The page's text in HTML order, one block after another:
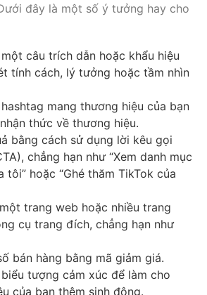
đây là một số ý tưởng hay cho
câu trích dẫn hoặc khẩu hiệu
tính cách, lý tưởng hoặc tầm nhìn
mang thương hiệu của bạn
thức về thương hiệu.
bằng cách sử dụng lời kêu gọi
chẳng hạn như “Xem danh mục
tôi” hoặc “Ghé thăm TikTok của
trang web hoặc nhiều trang
cụ trang đích, chẳng hạn như
bán hàng bằng mã giảm giá.
tượng cảm xúc để làm cho
của bạn thêm sinh động.